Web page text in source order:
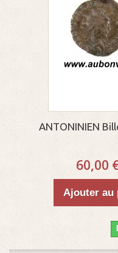
ANTONINIEN
60,00
Ajouter au